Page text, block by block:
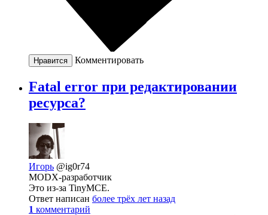
Нравится Комментировать
Fatal error при редактировании
ресурса?
Игорь @ig0r74
MODX-разработчик
Это из-за TinyMCE.
Ответ написан более трёх лет назад
1 комментарий